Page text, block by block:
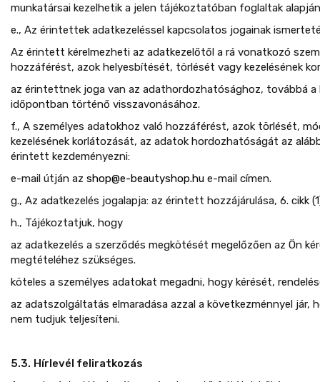
munkatársai kezelhetik a jelen tájékoztatóban foglaltak
e., Az érintettek adatkezeléssel kapcsolatos jogainak
Az érintett kérelmezheti az adatkezelőtől a rá vonatkozó
hozzáférést, azok helyesbítését, törlését vagy kezelésének
az érintettnek joga van az adathordozhatósághoz, továbbá a
időpontban történő visszavonásához.
f., A személyes adatokhoz való hozzáférést, azok törlését,
kezelésének korlátozását, az adatok hordozhatóságát az
érintett kezdeményezni:
e-mail útján az shop@e-beautyshop.hu ​ e-mail címen.
g., Az adatkezelés jogalapja: az érintett hozzájárulása, 6. cikk
h., Tájékoztatjuk, hogy
az adatkezelés a szerződés megkötését megelőzően az Ön
megtételéhez szükséges.
köteles a személyes adatokat megadni, hogy kérését,
az adatszolgáltatás elmaradása azzal a következménnyel jár,
nem tudjuk teljesíteni.
5.3. Hírlevél feliratkozás